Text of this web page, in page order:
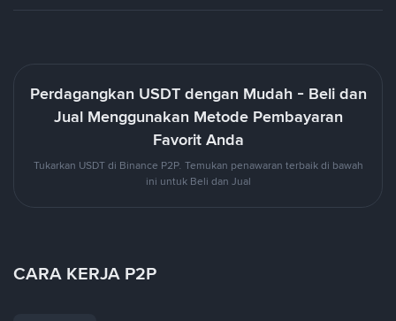
Perdagangkan USDT dengan Mudah - Beli dan
Jual Menggunakan Metode Pembayaran
Favorit Anda
Tukarkan USDT di Binance P2P. Temukan penawaran terbaik di bawah
ini untuk Beli dan Jual
CARA KERJA P2P